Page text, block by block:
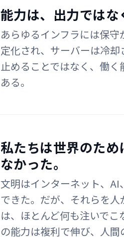
能力は、出力ではな
あらゆるインフラには保
定化され、サーバーは冷
止めることではなく、働
ある。
私たちは世界のた
なかった。
文明はインターネット、
できた。だが、それらを
は、ほとんど何も注いで
の能力は複利で伸び、人間